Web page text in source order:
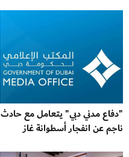
"دفاع مدني دبي" يتعامل مع حادث
ناجم عن انفجار أسطوانة غاز